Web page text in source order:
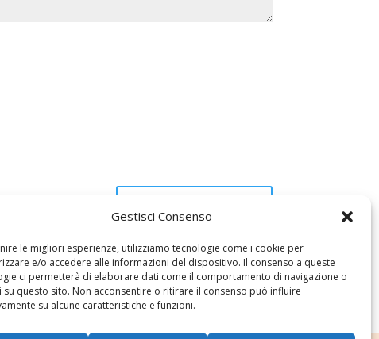
Gestisci Consenso
le migliori esperienze, utilizziamo tecnologie come i cookie per
e/o accedere alle informazioni del dispositivo. Il consenso a queste
ci permetterà di elaborare dati come il comportamento di navigazione o
su questo sito. Non acconsentire o ritirare il consenso può influire
su alcune caratteristiche e funzioni.